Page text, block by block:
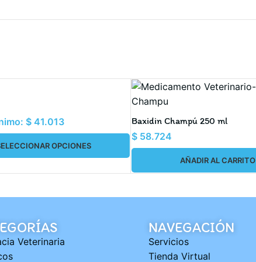
$ 41.013
OPCIONES
Baxidin Champú 250 ml
$ 58.724
AÑADIR AL CARRITO
Veterinaria
NAVEGACIÓN
Servicios
Tienda Virtual